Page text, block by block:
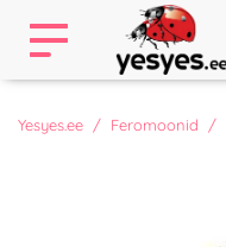
Yesyes.ee Feromoonid